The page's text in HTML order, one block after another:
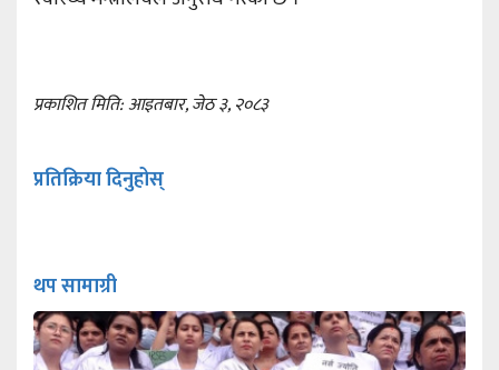
प्रकाशित मिति: आइतबार, जेठ ३, २०८३
प्रतिक्रिया दिनुहोस्
थप सामाग्री